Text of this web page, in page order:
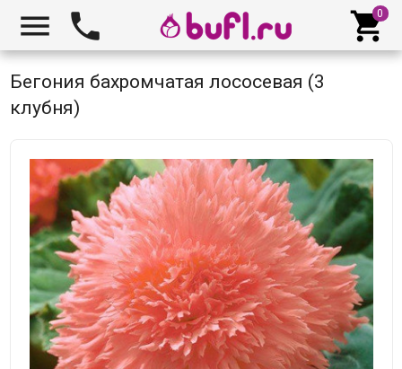
  
Бегония бахромчатая лососевая (3
клубня)